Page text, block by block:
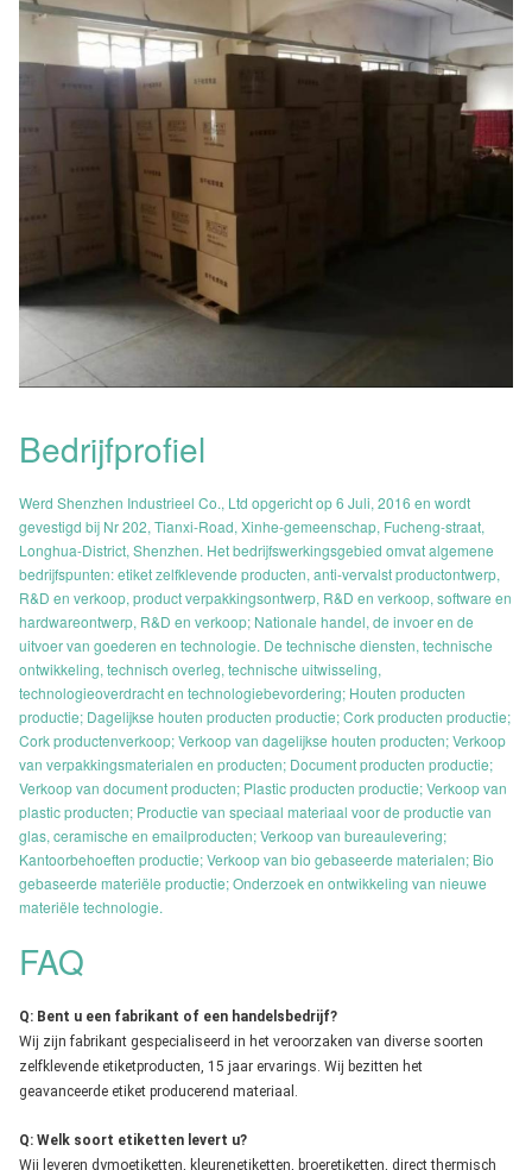
Bedrijfprofiel
Werd Shenzhen Industrieel Co., Ltd opgericht op 6 Juli, 2016 en wordt
gevestigd bij Nr 202, Tianxi-Road, Xinhe-gemeenschap, Fucheng-straat,
Longhua-District, Shenzhen. Het bedrijfswerkingsgebied omvat algemene
bedrijfspunten: etiket zelfklevende producten, anti-vervalst productontwerp,
R&D en verkoop, product verpakkingsontwerp, R&D en verkoop, software en
hardwareontwerp, R&D en verkoop; Nationale handel, de invoer en de
uitvoer van goederen en technologie. De technische diensten, technische
ontwikkeling, technisch overleg, technische uitwisseling,
technologieoverdracht en technologiebevordering; Houten producten
productie; Dagelijkse houten producten productie; Cork producten productie;
Cork productenverkoop; Verkoop van dagelijkse houten producten; Verkoop
van verpakkingsmaterialen en producten; Document producten productie;
Verkoop van document producten; Plastic producten productie; Verkoop van
plastic producten; Productie van speciaal materiaal voor de productie van
glas, ceramische en emailproducten; Verkoop van bureaulevering;
Kantoorbehoeften productie; Verkoop van bio gebaseerde materialen; Bio
gebaseerde materiële productie; Onderzoek en ontwikkeling van nieuwe
materiële technologie.
FAQ
Q: Bent u een fabrikant of een handelsbedrijf?
Wij zijn fabrikant gespecialiseerd in het veroorzaken van diverse soorten
zelfklevende etiketproducten, 15 jaar ervarings. Wij bezitten het
geavanceerde etiket producerend materiaal.
Q: Welk soort etiketten levert u?
Wij leveren dymoetiketten, kleurenetiketten, broeretiketten, direct thermisch